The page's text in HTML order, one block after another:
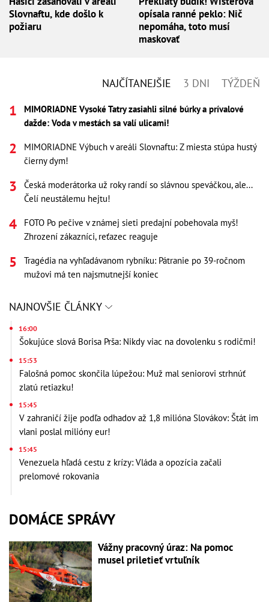
Slovnaftu, kde došlo k
požiaru
opísala ranné peklo: Nič
nepomáha, toto musí
maskovať
NAJČÍTANEJŠIE 3 DNI TÝŽDEŇ
MIMORIADNE Vysoké Tatry zasiahli silné búrky a prívalové
dažde: Voda v mestách sa valí ulicami!
MIMORIADNE Výbuch v areáli Slovnaftu: Z miesta stúpa hustý
čierny dym!
Česká moderátorka už roky randí so slávnou speváčkou, ale...
Čelí neustálemu hejtu!
FOTO Po pečive v známej sieti predajní pobehovala myš!
Zhrození zákazníci, reťazec reaguje
Tragédia na vyhľadávanom rybníku: Pátranie po 39-ročnom
mužovi má ten najsmutnejší koniec
NAJNOVŠIE ČLÁNKY
16:00
Šokujúce slová Borisa Prša: Nikdy viac na dovolenku s rodičmi!
15:53
Falošná pomoc skončila lúpežou: Muž mal seniorovi strhnúť
zlatú retiazku!
15:45
V zahraničí žije podľa odhadov až 1,8 milióna Slovákov: Štát im
vlani poslal milióny eur!
15:45
Venezuela hľadá cestu z krízy: Vláda a opozícia začali
prelomové rokovania
DOMÁCE SPRÁVY
Vážny pracovný úraz: Na pomoc
musel priletieť vrtuľník